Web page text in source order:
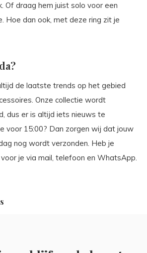
Of draag hem juist solo voor een
Hoe dan ook, met deze ring zit je
de laatste trends op het gebied
Onze collectie wordt
dus er is altijd iets nieuws te
voor 15:00? Dan zorgen wij dat jouw
nog wordt verzonden. Heb je
je via mail, telefoon en WhatsApp.